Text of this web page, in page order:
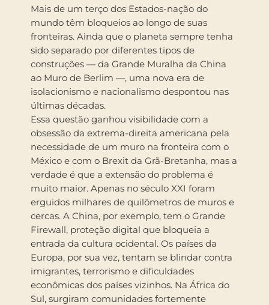
Mais de um terço dos Estados-nação do
mundo têm bloqueios ao longo de suas
fronteiras. Ainda que o planeta sempre tenha
sido separado por diferentes tipos de
construções — da Grande Muralha da China
ao Muro de Berlim —, uma nova era de
isolacionismo e nacionalismo despontou nas
últimas décadas.
Essa questão ganhou visibilidade com a
obsessão da extrema-direita americana pela
necessidade de um muro na fronteira com o
México e com o Brexit da Grã-Bretanha, mas a
verdade é que a extensão do problema é
muito maior. Apenas no século XXI foram
erguidos milhares de quilômetros de muros e
cercas. A China, por exemplo, tem o Grande
Firewall, proteção digital que bloqueia a
entrada da cultura ocidental. Os países da
Europa, por sua vez, tentam se blindar contra
imigrantes, terrorismo e dificuldades
econômicas dos países vizinhos. Na África do
Sul, surgiram comunidades fortemente